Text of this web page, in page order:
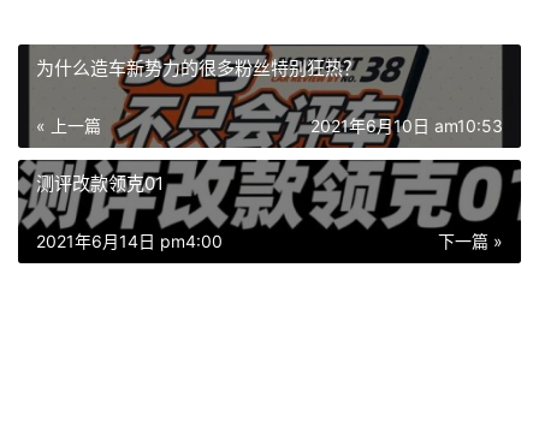
为什么造车新势力的很多粉丝特别狂热？
« 上一篇 2021年6月10日 am10:53
测评改款领克01
下一篇 »
2021年6月14日 pm4:00